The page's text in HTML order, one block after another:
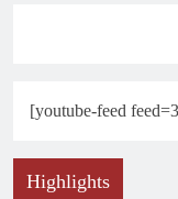
[youtube-feed
Highlights